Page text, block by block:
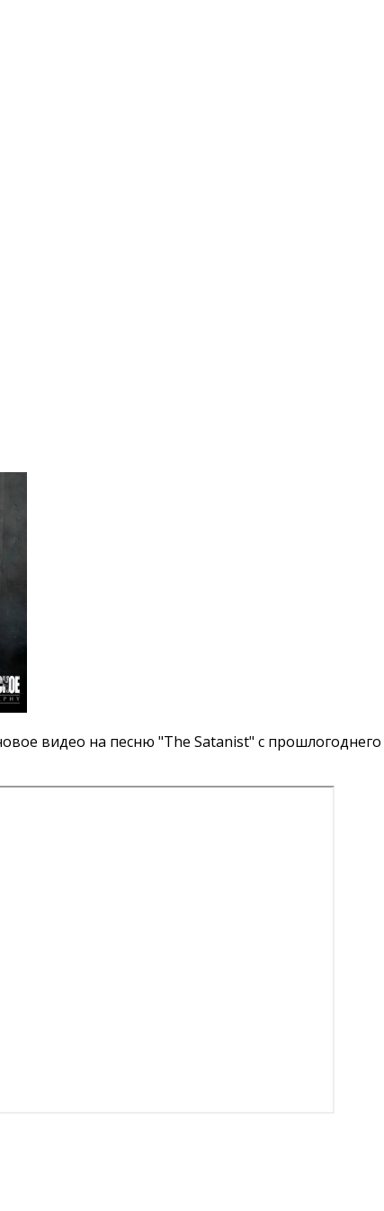
видео на песню "The Satanist" с прошлогоднего